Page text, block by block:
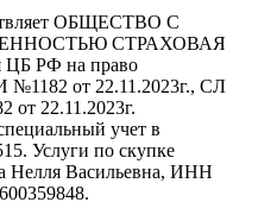
ОБЩЕСТВО С
СТРАХОВАЯ
РФ на право
№1182 от 22.11.2023г., СЛ
от 22.11.2023г.
учет в
Услуги по скупке
Нелля Васильевна, ИНН